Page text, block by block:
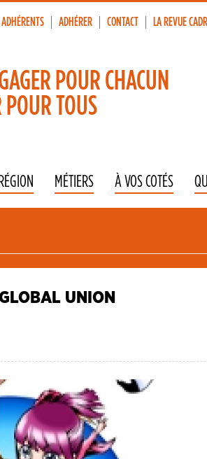
ADHÉRENTS ADHÉRER CONTACT LA REVUE
POUR CHACUN
TOUS
MÉTIERS À VOS COTÉS
UNION